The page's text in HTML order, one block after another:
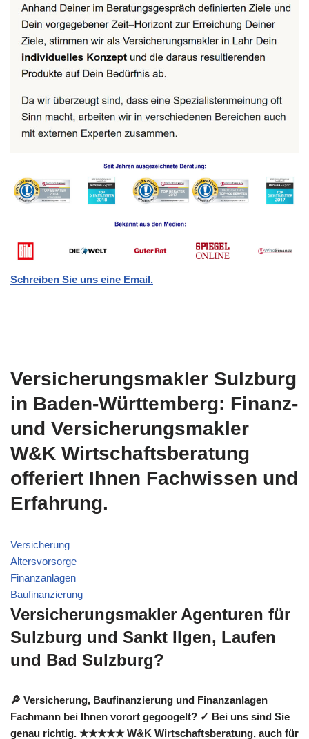
Schreiben Sie uns eine Email.
Versicherungsmakler Sulzburg
in Baden-Württemberg: Finanz-
und Versicherungsmakler
W&K Wirtschaftsberatung
offeriert Ihnen Fachwissen und
Erfahrung.
Versicherung
Altersvorsorge
Finanzanlagen
Baufinanzierung
Versicherungsmakler Agenturen für
Sulzburg und Sankt Ilgen, Laufen
und Bad Sulzburg?
🔎 Versicherung, Baufinanzierung und Finanzanlagen
Fachmann bei Ihnen vorort gegoogelt? ✓ Bei uns sind Sie
genau richtig. ★★★★★ W&K Wirtschaftsberatung, auch für